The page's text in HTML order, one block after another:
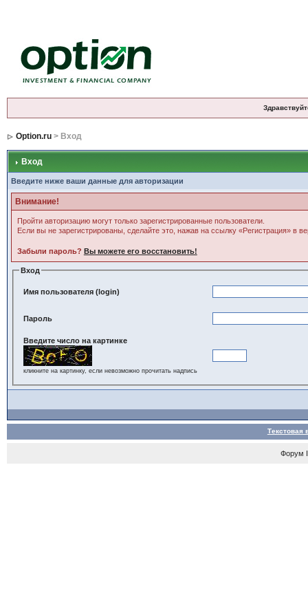
Option.ru> Вход
Вход
Введите ниже ваши данные для авторизации
Внимание!
Пройти авторизацию могут только зарегистрированные пользователи.
Если вы не зарегистрированы, сделайте это, нажав на ссылку «Регистрация» в
Забыли пароль? Вы можете его восстановить!
Вход
Имя пользователя (login)
Пароль
Введите число на картинке
кликните на картинку, если невозможно прочитать надпись
Текстовая
Форум